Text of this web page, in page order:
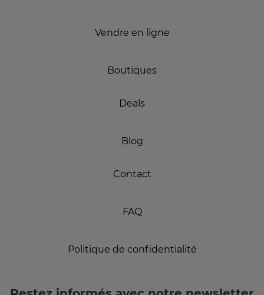
Vendre en ligne
Boutiques
Deals
Blog
Contact
FAQ
Politique de confidentialité